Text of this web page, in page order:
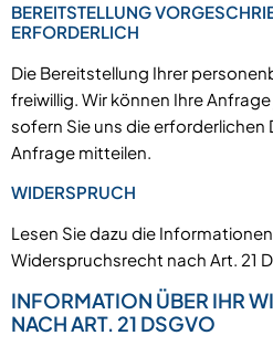
BEREITSTELLUNG
ERFORDERLICH
Die Bereitstellung Ihrer
freiwillig. Wir können Ihre
sofern Sie uns die erforderlichen
Anfrage mitteilen.
WIDERSPRUCH
Lesen Sie dazu die
Widerspruchsrecht nach Art. 21
INFORMATION ÜBER IHR
NACH ART. 21 DSGVO